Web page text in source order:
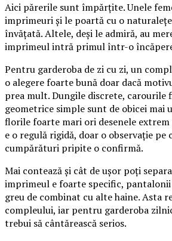
Aici părerile sunt împărțite. Unele
imprimeuri și le poartă cu o
învățată. Altele, deși le admiră, au
imprimeul intră primul într-o încăpere
Pentru garderoba de zi cu zi, un
o alegere foarte bună doar dacă
prea mult. Dungile discrete, carourile
geometrice simple sunt de obicei mai
florile foarte mari ori desenele
e o regulă rigidă, doar o observație pe
cumpărături pripite o confirmă.
Mai contează și cât de ușor poți
imprimeul e foarte specific,
greu de combinat cu alte haine. Asta
compleului, iar pentru garderoba
trebui să cântărească serios.